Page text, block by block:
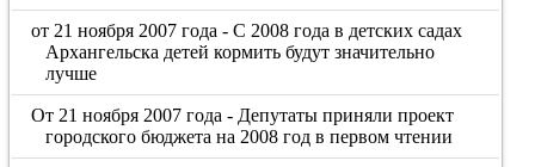
от 21 ноября 2007 года - С 2008 года в детских садах
Архангельска детей кормить будут значительно
лучше
От 21 ноября 2007 года - Депутаты приняли проект
городского бюджета на 2008 год в первом чтении